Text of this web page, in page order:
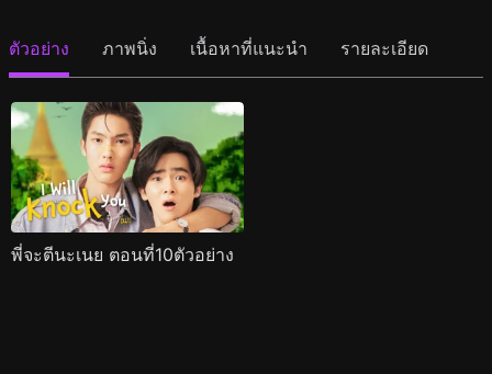
ตัวอย่าง ภาพนิ่ง เนื้อหาที่แนะนำ รายละเอียด
พี่จะตีนะเนย ตอนที่10ตัวอย่าง